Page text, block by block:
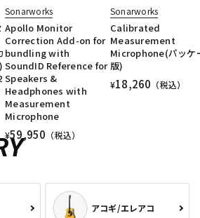
Sonarworks
Apollo Monitor
Correction Add-on for
bundling with
SoundID Reference for
Speakers &
Headphones with
Measurement
Microphone
¥59,950 （税込）
Sonarworks
Calibrated
Measurement
Microphone(パッケ
版)
¥18,260 （税込）
アコギ/エレアコ